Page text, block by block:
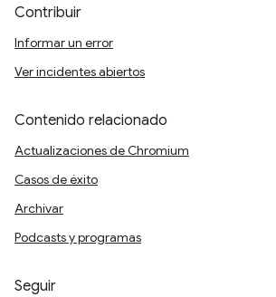
Contribuir
Informar un error
Ver incidentes abiertos
Contenido relacionado
Actualizaciones de Chromium
Casos de éxito
Archivar
Podcasts y programas
Seguir